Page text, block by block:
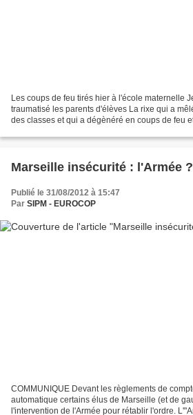
Les coups de feu tirés hier à l'école maternelle
traumatisé les parents d'élèves La rixe qui a
des classes et qui a dégènéré en coups de feu
Marseille insécurité : l'Armée
Publié le 31/08/2012 à 15:47
Par SIPM - EUROCOP
COMMUNIQUE Devant les règlements de
automatique certains élus de Marseille (et de
l'intervention de l'Armée pour rétablir l'ordre.